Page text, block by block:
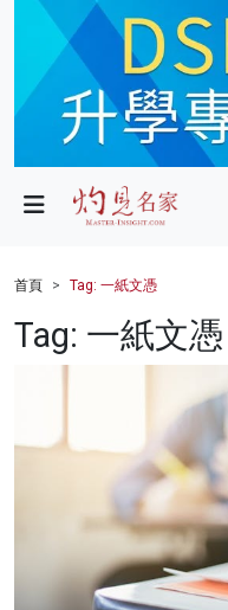
政局
財經
健康
名家榜
首頁 Tag: 一紙文憑
Tag: 一紙文憑